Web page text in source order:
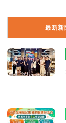
最新新